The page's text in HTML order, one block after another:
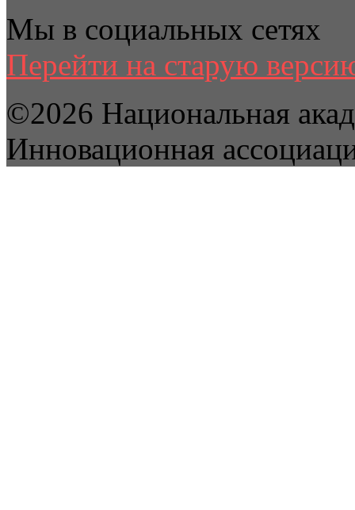
Мы в социальных сетях
Перейти на старую
©2026 Национальная
Инновационная